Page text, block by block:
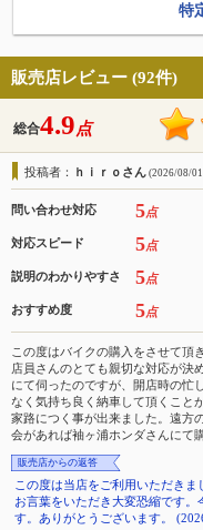
特
販売店レビュー (92件)
総合4.9点
投稿者： ｈｉｒｏさん (2026/08/
問い合わせ対応 5点
対応スピード 5点
説明のわかりやすさ 5点
おすすめ度 5点
この度はバイクの購入をさせて頂
店員さんのとても親切な対応が決
にて伺ったのですが、開店時の忙
なく気持ち良く納車して頂くこと
家路につく事が出来ました。遠方
会があれば袖ヶ浦ホンダさんにて
販売店からの返答
この度は当店をご利用いただき
お言葉をいただき大変恐縮です
す。ありがとうございます。